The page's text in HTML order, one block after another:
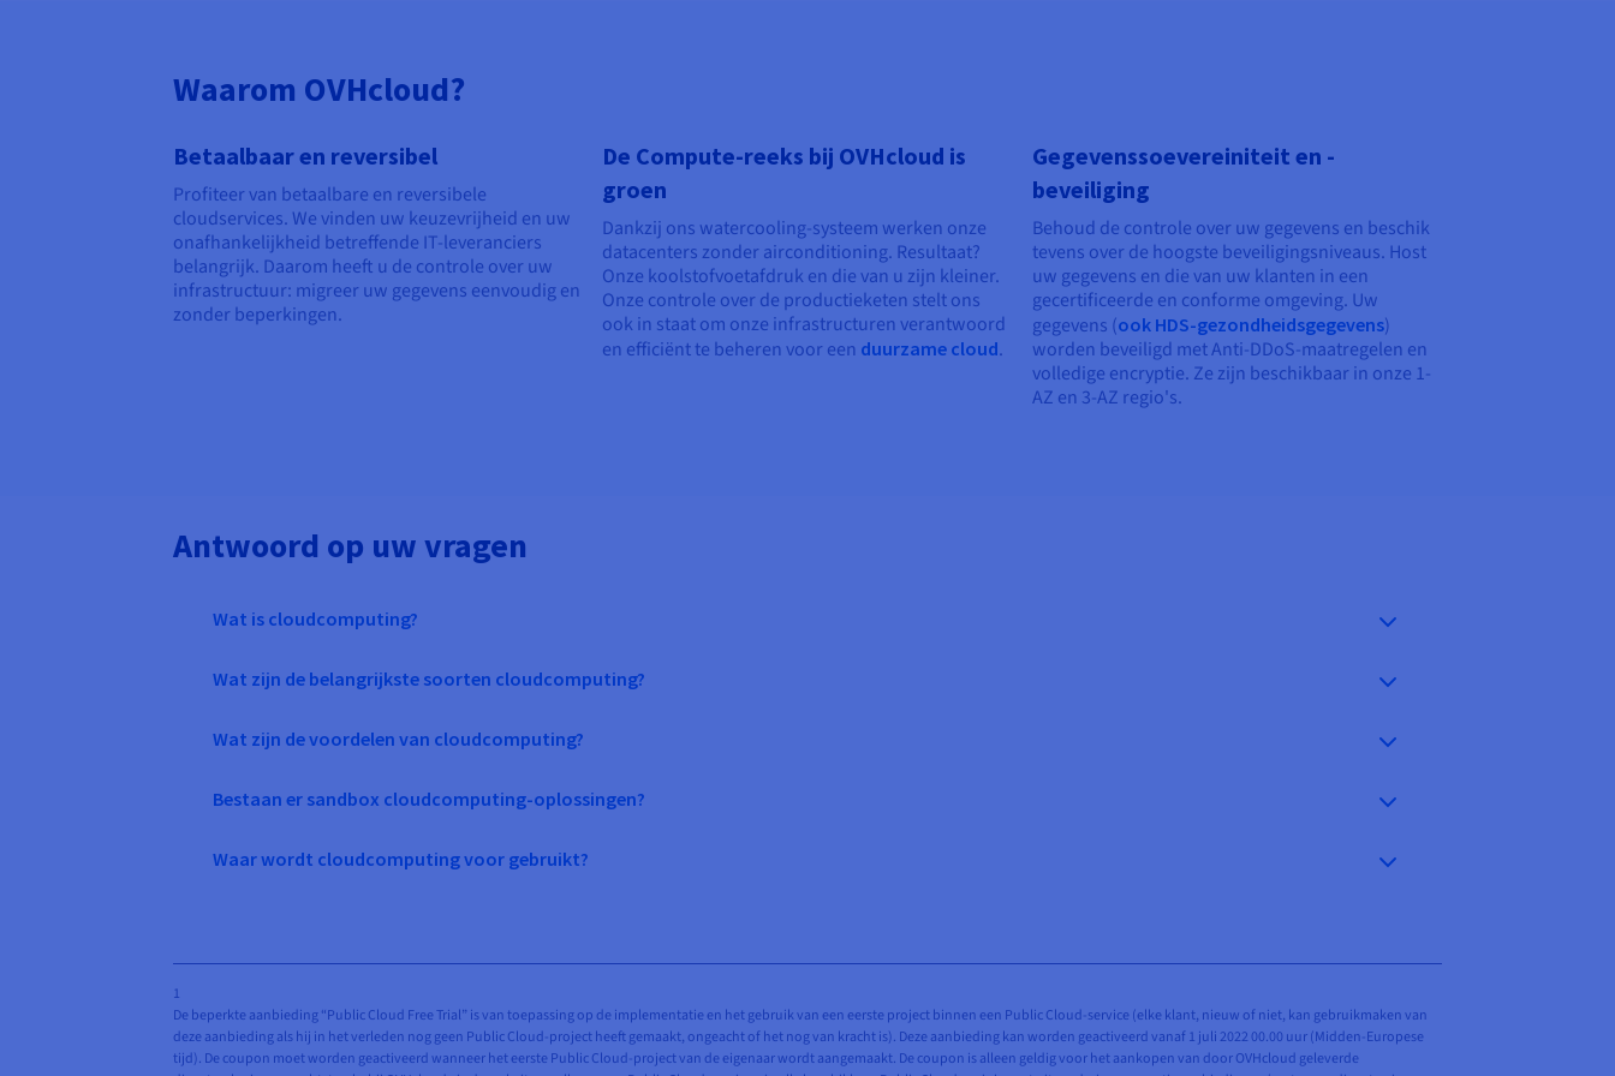
Waarom OVHcloud?
Betaalbaar en reversibel
Profiteer van betaalbare en reversibele
cloudservices. We vinden uw keuzevrijheid en uw
onafhankelijkheid betreffende IT-leveranciers
belangrijk. Daarom heeft u de controle over uw
infrastructuur: migreer uw gegevens eenvoudig en
zonder beperkingen.
De Compute-reeks bij OVHcloud is
groen
Dankzij ons watercooling-systeem werken onze
datacenters zonder airconditioning. Resultaat?
Onze koolstofvoetafdruk en die van u zijn kleiner.
Onze controle over de productieketen stelt ons
ook in staat om onze infrastructuren verantwoord
en efficiënt te beheren voor een duurzame cloud.
Gegevenssoevereiniteit en -
beveiliging
Behoud de controle over uw gegevens en beschik
tevens over de hoogste beveiligingsniveaus. Host
uw gegevens en die van uw klanten in een
gecertificeerde en conforme omgeving. Uw
gegevens (ook HDS-gezondheidsgegevens)
worden beveiligd met Anti-DDoS-maatregelen en
volledige encryptie. Ze zijn beschikbaar in onze 1-
AZ en 3-AZ regio's.
Antwoord op uw vragen
Wat is cloudcomputing?
Wat zijn de belangrijkste soorten cloudcomputing?
Wat zijn de voordelen van cloudcomputing?
Bestaan er sandbox cloudcomputing-oplossingen?
Waar wordt cloudcomputing voor gebruikt?
1
De beperkte aanbieding “Public Cloud Free Trial” is van toepassing op de implementatie en het gebruik van een eerste project binnen een Public Cloud-service (elke klant, nieuw of niet, kan gebruikmaken van
deze aanbieding als hij in het verleden nog geen Public Cloud-project heeft gemaakt, ongeacht of het nog van kracht is). Deze aanbieding kan worden geactiveerd vanaf 1 juli 2022 00.00 uur (Midden-Europese
tijd). De coupon moet worden geactiveerd wanneer het eerste Public Cloud-project van de eigenaar wordt aangemaakt. De coupon is alleen geldig voor het aankopen van door OVHcloud geleverde